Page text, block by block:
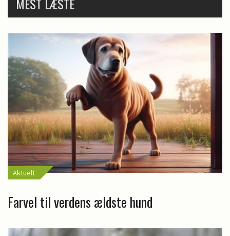
Aktuelt
Farvel til verdens ældste hund